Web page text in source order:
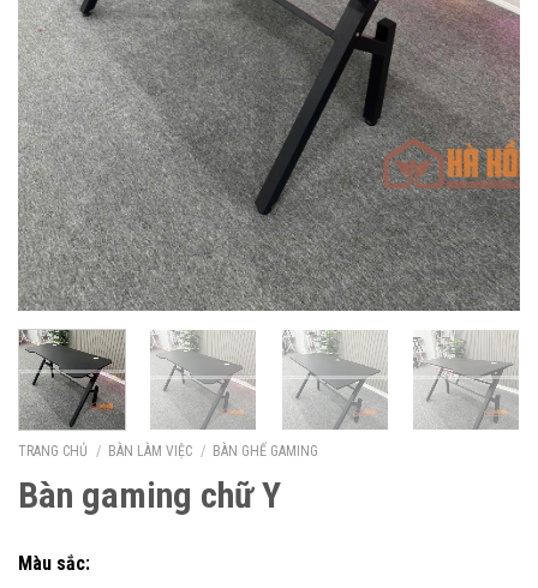
TRANG CHỦ / BÀN LÀM VIỆC / BÀN GHẾ GAMING
Bàn gaming chữ Y
Màu sắc: